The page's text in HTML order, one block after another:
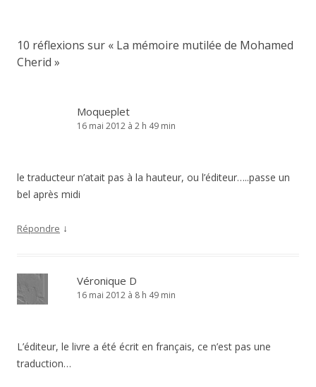
10 réflexions sur « La mémoire mutilée de Mohamed
Cherid »
Moqueplet
16 mai 2012 à 2 h 49 min
le traducteur n’atait pas à la hauteur, ou l’éditeur…..passe un
bel après midi
Répondre ↓
Véronique D
16 mai 2012 à 8 h 49 min
L’éditeur, le livre a été écrit en français, ce n’est pas une
traduction…